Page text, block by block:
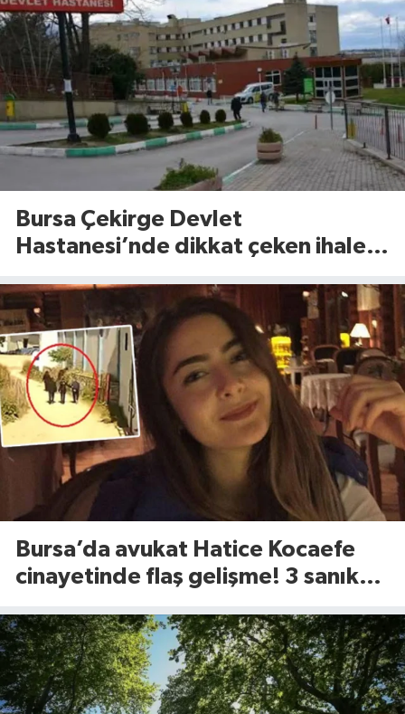
Bursa Çekirge Devlet
Hastanesi’nde dikkat çeken ihale!
oldu
Bursa’da avukat Hatice Kocaefe
cinayetinde flaş gelişme! 3 sanık